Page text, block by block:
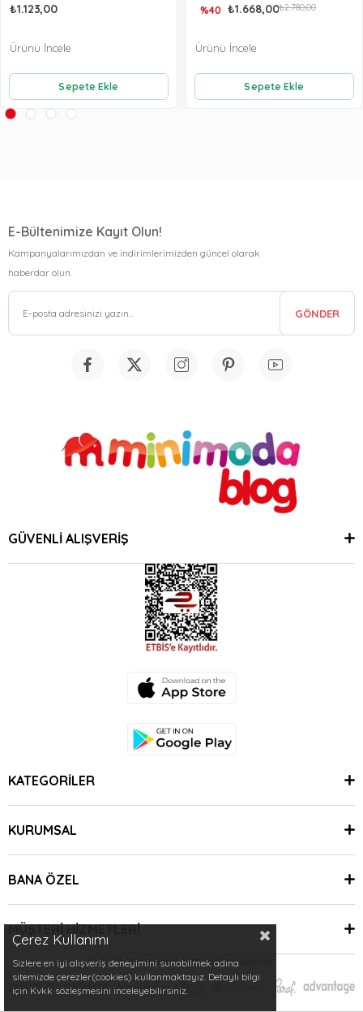
₺1.123,00
Sepete Ekle
Ürünü İncele
₺1.668,00₺2.780,00
%40
Sepete Ekle
Ürünü İncele
E-Bültenimize Kayıt Olun!
Kampanyalarımızdan ve indirimlerimizden güncel olarak
haberdar olun.
GÖNDER
GÜVENLİ ALIŞVERİŞ
KATEGORİLER
KURUMSAL
BANA ÖZEL
MÜŞTERİ HİZMETLERİ
© 2024 Minimoda | Tüm Hakları Saklıdır.
Çerez Kullanımı
Sizlere en iyi alışveriş deneyimini sunabilmek adına
sitemizde çerezler(cookies) kullanmaktayız. Detaylı bilgi
için Kvkk sözleşmesini inceleyebilirsiniz.